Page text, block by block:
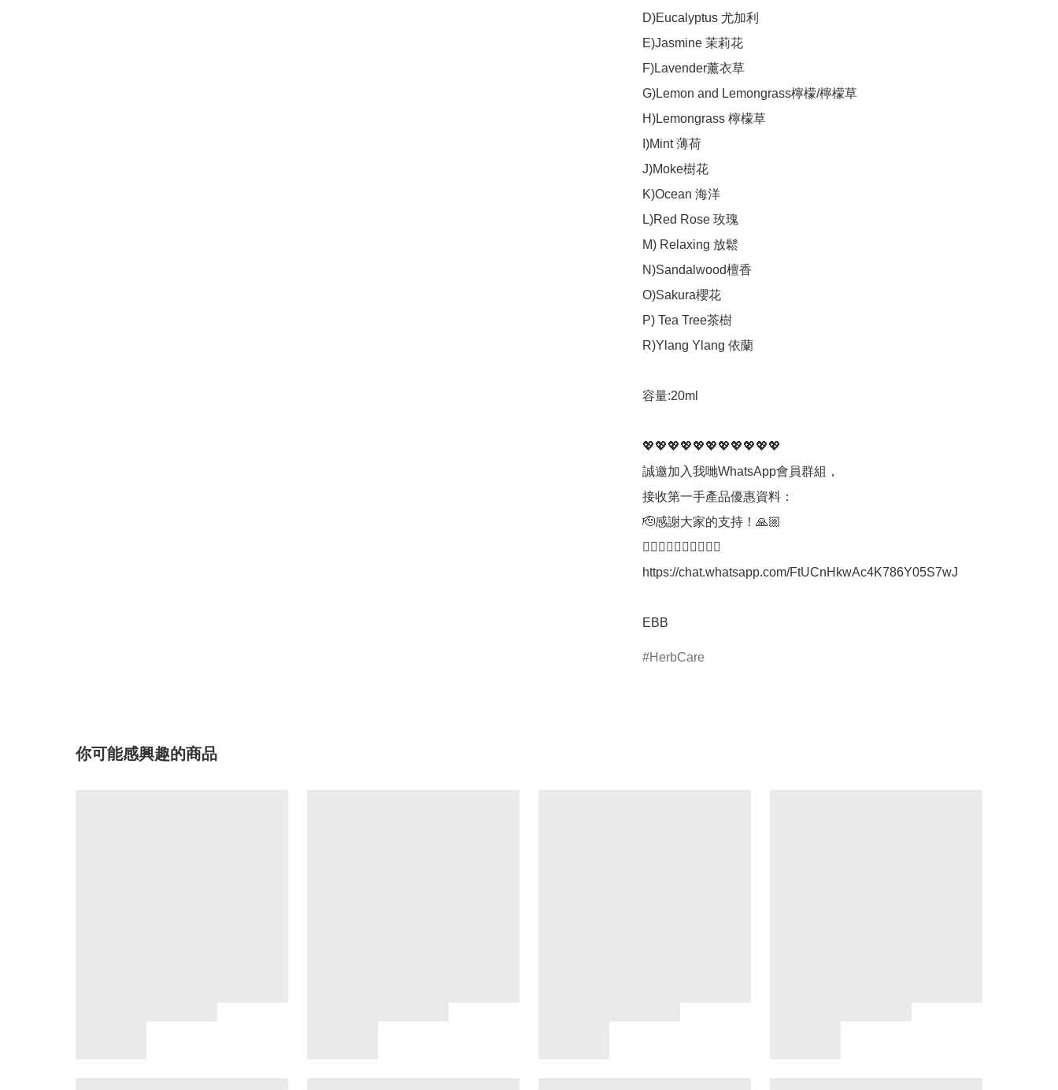
D)Eucalyptus 尤加利
E)Jasmine 茉莉花
F)Lavender薰衣草
G)Lemon and Lemongrass檸檬/檸檬草
H)Lemongrass 檸檬草
I)Mint 薄荷
J)Moke樹花
K)Ocean 海洋
L)Red Rose 玫瑰
M) Relaxing 放鬆
N)Sandalwood檀香
O)Sakura櫻花
P) Tea Tree茶樹
R)Ylang Ylang 依蘭
容量:20ml
💖💖💖💖💖💖💖💖💖💖💖
誠邀加入我哋WhatsApp會員群組，
接收第一手產品優惠資料：
🫡感謝大家的支持！🙏🏼
👇🏼👇🏼👇🏼👇🏼👇🏼
https://chat.whatsapp.com/FtUCnHkwAc4K786Y05S7wJ
EBB
HerbCare
你可能感興趣的商品